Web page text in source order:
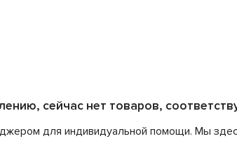
сейчас нет товаров,
для индивидуальной помощи. Мы